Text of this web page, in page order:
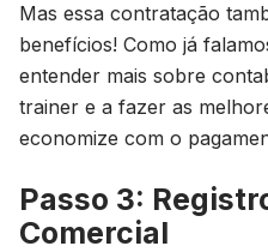
Mas essa contratação
benefícios! Como já
entender mais sobre
trainer e a fazer as
economize com o
Passo 3:
Comercial